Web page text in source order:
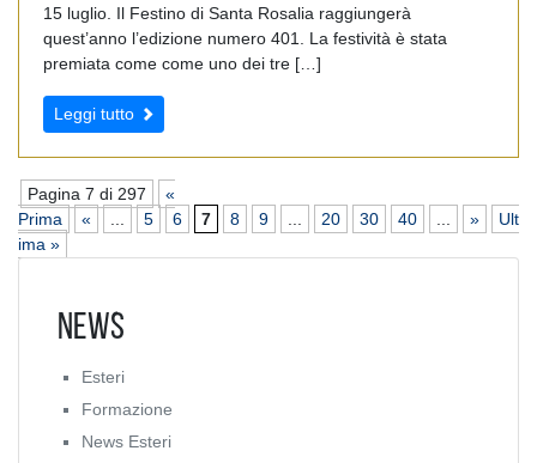
15 luglio. Il Festino di Santa Rosalia raggiungerà
quest’anno l’edizione numero 401. La festività è stata
premiata come come uno dei tre […]
Leggi tutto
Pagina 7 di 297
«
Prima
« ... 5 6 7 8 9 ... 20 30 40 ... »
Ult
ima »
News
Esteri
Formazione
News Esteri